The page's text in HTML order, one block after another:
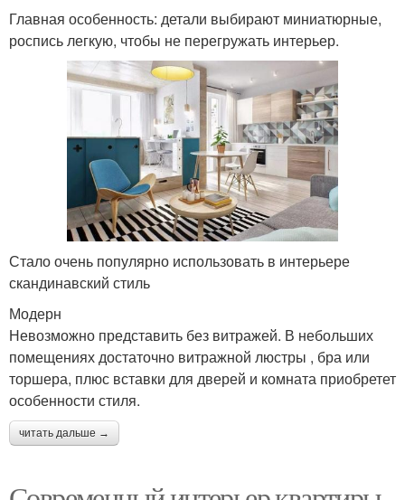
Главная особенность: детали выбирают миниатюрные,
роспись легкую, чтобы не перегружать интерьер.
Стало очень популярно использовать в интерьере
скандинавский стиль
Модерн
Невозможно представить без витражей. В небольших
помещениях достаточно витражной люстры , бра или
торшера, плюс вставки для дверей и комната приобретет
особенности стиля.
читать дальше →